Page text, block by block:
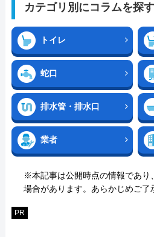
カテゴリ別にコラムを探す
トイレ
蛇口
排水管・排水口
業者
※本記事は公開時点の情報であり
場合があります。あらかじめご了
PR